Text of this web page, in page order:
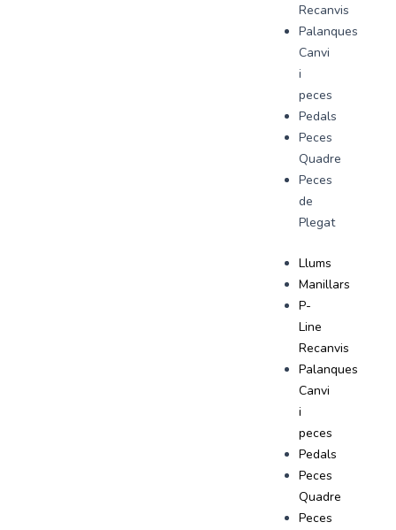
Recanvis
Palanques
Canvi
i
peces
Pedals
Peces
Quadre
Peces
de
Plegat
Llums
Manillars
P-
Line
Recanvis
Palanques
Canvi
i
peces
Pedals
Peces
Quadre
Peces